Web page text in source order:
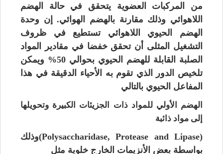
من المركبات العضوية يتحقق في حالة الهضم
اللاهوائي وذلك مقارنة بالهضم الهوائي. إن وحدة
الهضم الحيوي اللاهوائي تستطيع في ظروف
التشغيل المثلى أن تحقق خفضا في مقادير المواد
الصلبة القابلة للهضم الحيوي بحوالي 50% ويمكن
تلخيص الدور الذي تقوم به الأحياء الدقيقة في هذا
المفاعل الحيوي بالتالي
الهضم الأولي للمواد ذات الجزيئات الكبيرة وتحويلها
إلى مواد ذائبة
(Polysaccharidase, Protease and Lipase)وذلك
بواسطة بعض الأنزيمات الخارج خلوية مثل